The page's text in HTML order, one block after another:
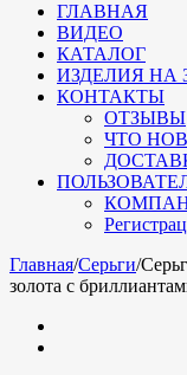
ГЛАВНАЯ
ВИДЕО
КАТАЛОГ
ИЗДЕЛИЯ НА
КОНТАКТЫ
ОТЗЫВЫ
ЧТО
Главная/Серьги/
золота с